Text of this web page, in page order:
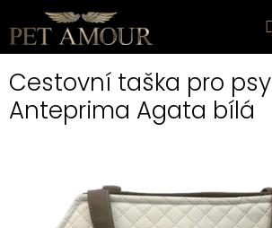
obsah
Cestovní taška pro psy
Anteprima Agata bílá